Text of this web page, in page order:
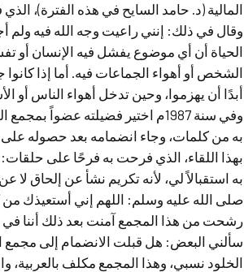
المالية (د. حامد السايح في هذه الفترة)،
وقال في ذلك: إنني راعيت وجه الله فيه
الحياة أن أي موضوع يفشل فيه الإنسان أو
الشخص أو أهواء الجماعات فيه. أما إذا
أبدًا أن يهزموا، وحين تدخل أهواء الناس أو
وفي سنة 1987م اختير فضيلته عضواً
بهذا اللقاء، الذي فرحت به فرحًا على
به استقبالاً لي، لأنه تكريم نشأ عن إلحاق لا
صلى الله عليه وسلم: اللهم إني أستعيذك
رشحت من هذا المجمع آمنت بعد ذلك أننا في
سألني البعض: هل قبلت الانضمام إلى مجمع
الخلود نسبي، وهذا المجمع مكلف بالعربية،